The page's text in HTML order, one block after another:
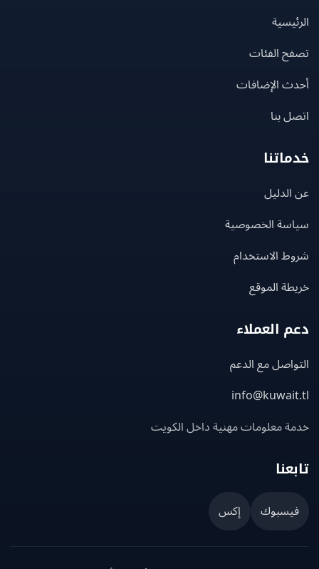
الفئات
الإضافات
بنا
الخصوصية
الاستخدام
الموقع
العملاء
مع الدعم
معلومات مهنية داخل الكويت
إكس